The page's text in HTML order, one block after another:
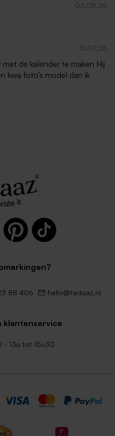
03.08.26
31.07.26
de kalender te maken Hij
kwa foto’s model dan ik
88 406 hello@tadaaz.nl
klantenservice
- 13u tot 15u30